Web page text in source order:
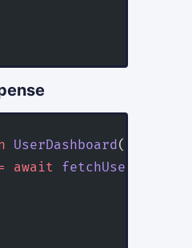
UserDashboard({
await fetchUser